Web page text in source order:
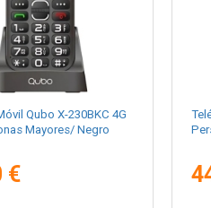
Qubo X-230BKC 4G
Mayores/ Negro
€